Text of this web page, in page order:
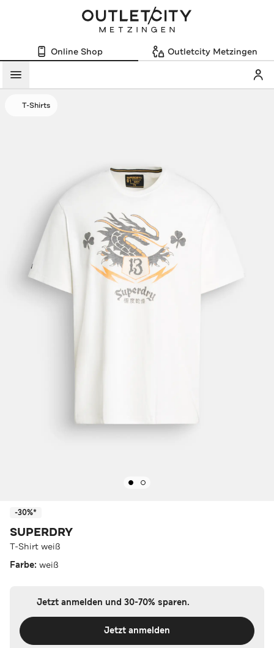
Online Shop Outletcity Metzingen
Menü
T-Shirts
-30%*
SUPERDRY
T-Shirt weiß
Farbe: weiß
Jetzt anmelden und 30-70% sparen.
Jetzt anmelden